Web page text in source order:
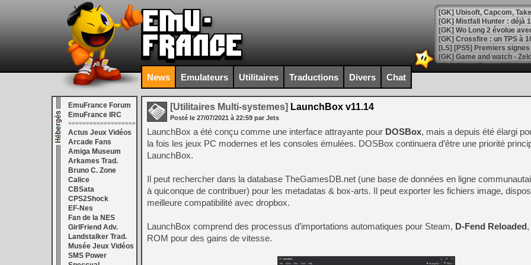
[GK] Mistfall Hunter : déjà
[GK] Wo Long 2 évolue
[GK] Crossfire : un TPS à
[LS] [PS5] Premiers
[Mo5] DOOM arrive en
[GK] Bethesda fête les 30
[GK] Roblox : l'action en
[GK] Agenda - GeForce
[LS] [PS5] ps5-y2jb-
[GK] Pourquoi Marvel
[GK] Test : Restory : Chill
[GK] GTA 6 : Rockstar
[GK] Hot Wheels Infinite
[GK] Mémoire cash -
[GK] Résultats Nintendo :
News Emulateurs Utilitaires Traductions Divers Chat
EmuFrance Forum
EmuFrance IRC
===================
Actus Jeux Vidéos
Arcade Fans
Amiga Museum
Arkames Trad.
Bruno C. Zone
Calice
CBSata
CPS2Shock
EF-Nes
Fan de la NES
GirlFriend Adv.
Landstalker Trad.
Musée Jeux Vidéos
SMS Power
[Utilitaires Multi-systemes] LaunchBox v11.14
Posté le 27/07/2021 à 22:59 par Jets
LaunchBox a été conçu comme une interface attrayante pour DOSBox, mais a depuis été élargi
la fois les jeux PC modernes et les consoles émulées. DOSBox continuera d’être une priorité
LaunchBox.
Il peut rechercher dans la database TheGamesDB.net (une base de données en ligne
à quiconque de contribuer) pour les metadatas & box-arts. Il peut exporter les fichiers image,
meilleure compatibilité avec dropbox.
LaunchBox comprend des processus d’importations automatiques pour Steam, D-Fend Reloaded
ROM pour des gains de vitesse.